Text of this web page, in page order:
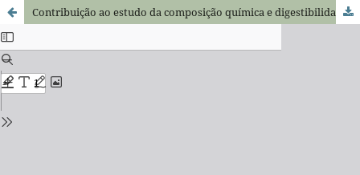
Contribuição ao estudo da composição química e digestibilidade do feno de siratro, Phaseolus stropurpureus